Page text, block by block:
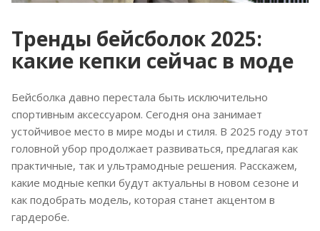
Тренды бейсболок 2025:
какие кепки сейчас в моде
Бейсболка давно перестала быть исключительно
спортивным аксессуаром. Сегодня она занимает
устойчивое место в мире моды и стиля. В 2025 году этот
головной убор продолжает развиваться, предлагая как
практичные, так и ультрамодные решения. Расскажем,
какие модные кепки будут актуальны в новом сезоне и
как подобрать модель, которая станет акцентом в
гардеробе.